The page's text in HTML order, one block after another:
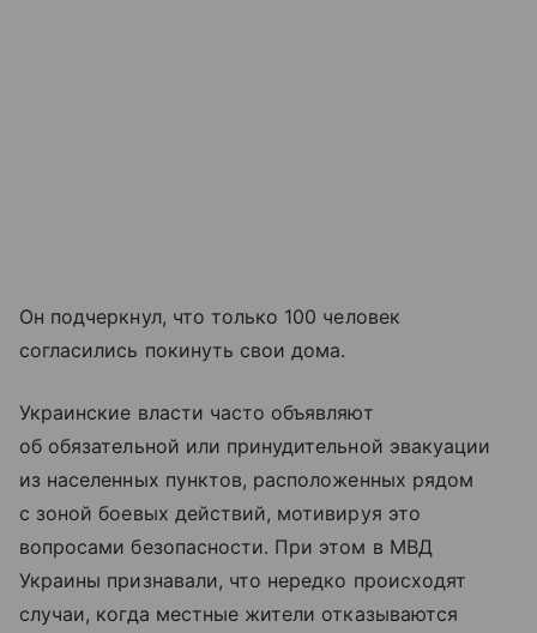
Он подчеркнул, что только 100 человек
согласились покинуть свои дома.
Украинские власти часто объявляют
об обязательной или принудительной эвакуации
из населенных пунктов, расположенных рядом
с зоной боевых действий, мотивируя это
вопросами безопасности. При этом в МВД
Украины признавали, что нередко происходят
случаи, когда местные жители отказываются